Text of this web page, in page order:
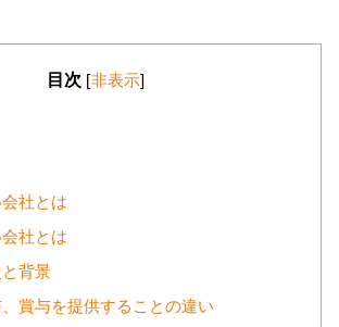
目次 [非表示]
社とは
社とは
背景
賞与を提供することの違い